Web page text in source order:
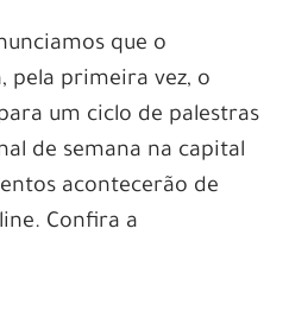
que o
pela primeira vez, o
um ciclo de palestras
de semana na capital
acontecerão de
Confira a